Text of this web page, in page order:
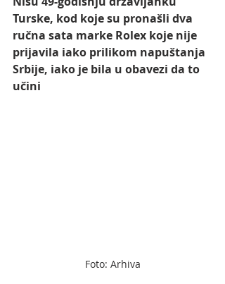
Turske, kod koje su pronašli dva
ručna sata marke Rolex koje nije
prijavila iako prilikom napuštanja
Srbije, iako je bila u obavezi da to
učini
Foto: Arhiva